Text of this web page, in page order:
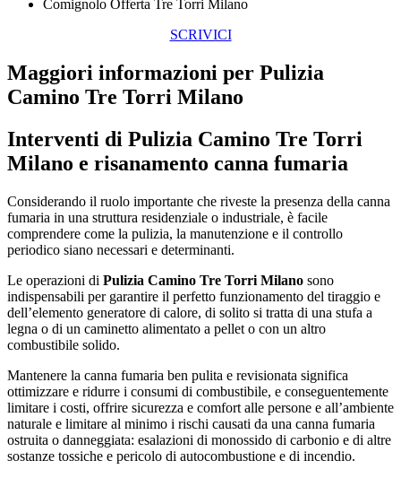
Comignolo Offerta Tre Torri Milano
SCRIVICI
Maggiori informazioni per Pulizia
Camino Tre Torri Milano
Interventi di Pulizia Camino Tre Torri
Milano e risanamento canna fumaria
Considerando il ruolo importante che riveste la presenza della canna
fumaria in una struttura residenziale o industriale, è facile
comprendere come la pulizia, la manutenzione e il controllo
periodico siano necessari e determinanti.
Le operazioni di Pulizia Camino Tre Torri Milano sono
indispensabili per garantire il perfetto funzionamento del tiraggio e
dell’elemento generatore di calore, di solito si tratta di una stufa a
legna o di un caminetto alimentato a pellet o con un altro
combustibile solido.
Mantenere la canna fumaria ben pulita e revisionata significa
ottimizzare e ridurre i consumi di combustibile, e conseguentemente
limitare i costi, offrire sicurezza e comfort alle persone e all’ambiente
naturale e limitare al minimo i rischi causati da una canna fumaria
ostruita o danneggiata: esalazioni di monossido di carbonio e di altre
sostanze tossiche e pericolo di autocombustione e di incendio.